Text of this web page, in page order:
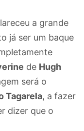
a grande
já ser um baque
de Hugh
será o
Tagarela, a fazer
dizer que o